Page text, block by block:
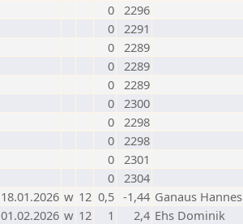
0 2296
0 2291
0 2289
0 2289
0 2289
0 2300
0 2298
0 2298
0 2301
0 2304
18.01.2026 w 12 0,5 -1,44 Ganaus Hannes
01.02.2026 w 12 1 2,4 Ehs Dominik